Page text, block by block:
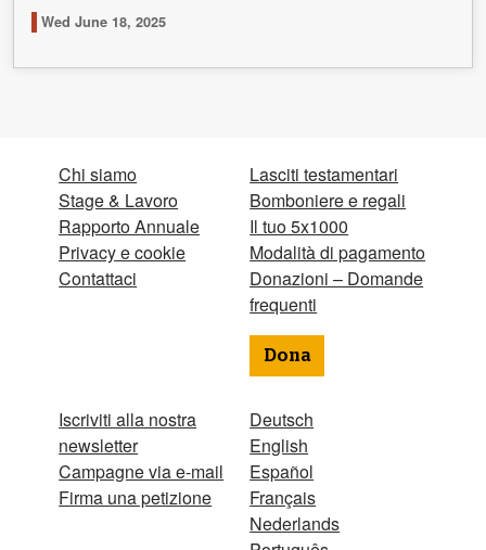
Wed June 18, 2025
Chi siamo
Stage & Lavoro
Rapporto Annuale
Privacy e cookie
Contattaci
Iscriviti alla nostra
newsletter
Campagne via e-mail
Firma una petizione
Lasciti testamentari
Bomboniere e regali
Il tuo 5x1000
Modalità di pagamento
Donazioni – Domande
frequenti
Dona
Deutsch
English
Español
Français
Nederlands